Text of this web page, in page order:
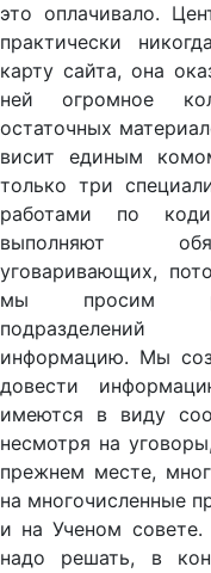
это оплачивало.
практически
карту сайта, она
ней огромное
остаточных
висит единым
только три
работами по
выполняют
уговаривающих,
мы просим
подразделений
информацию. Мы
довести
имеются в виду
несмотря на
прежнем месте,
на многочисленные
и на Ученом
надо решать, в